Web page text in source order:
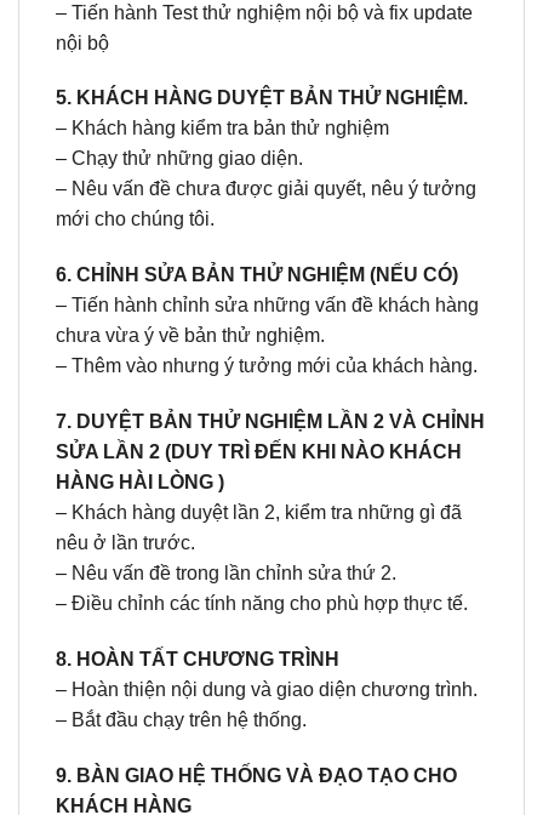
– Tiến hành Test thử nghiệm nội bộ và fix update
nội bộ
5. KHÁCH HÀNG DUYỆT BẢN THỬ NGHIỆM.
– Khách hàng kiểm tra bản thử nghiệm
– Chạy thử những giao diện.
– Nêu vấn đề chưa được giải quyết, nêu ý tưởng
mới cho chúng tôi.
6. CHỈNH SỬA BẢN THỬ NGHIỆM (NẾU CÓ)
– Tiến hành chỉnh sửa những vấn đề khách hàng
chưa vừa ý về bản thử nghiệm.
– Thêm vào nhưng ý tưởng mới của khách hàng.
7. DUYỆT BẢN THỬ NGHIỆM LẦN 2 VÀ CHỈNH
SỬA LẦN 2 (DUY TRÌ ĐẾN KHI NÀO KHÁCH
HÀNG HÀI LÒNG )
– Khách hàng duyệt lần 2, kiểm tra những gì đã
nêu ở lần trước.
– Nêu vấn đề trong lần chỉnh sửa thứ 2.
– Điều chỉnh các tính năng cho phù hợp thực tế.
8. HOÀN TẤT CHƯƠNG TRÌNH
– Hoàn thiện nội dung và giao diện chương trình.
– Bắt đầu chạy trên hệ thống.
9. BÀN GIAO HỆ THỐNG VÀ ĐẠO TẠO CHO
KHÁCH HÀNG